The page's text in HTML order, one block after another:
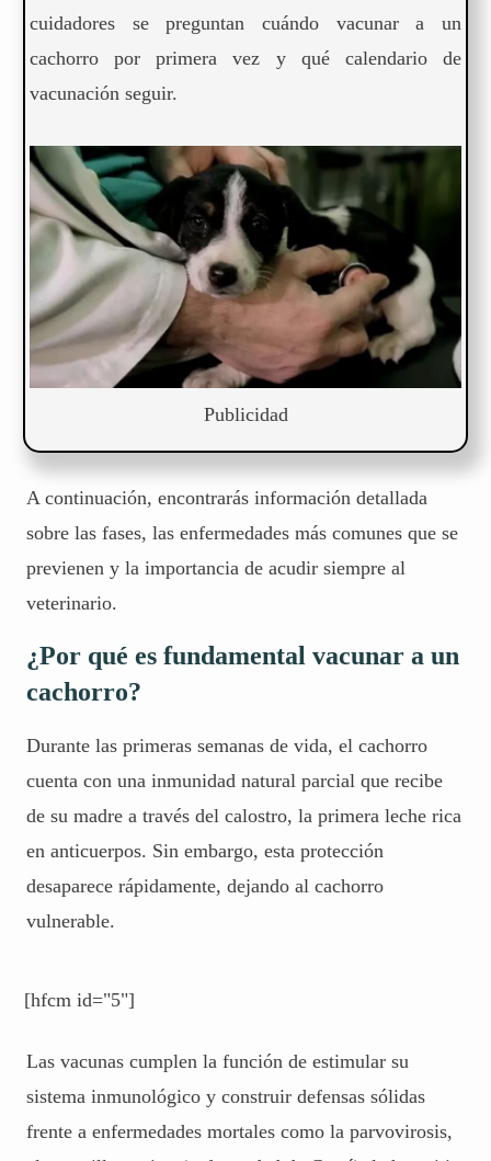
cuidadores se preguntan cuándo vacunar a un
cachorro por primera vez y qué calendario de
vacunación seguir.
Publicidad
A continuación, encontrarás información detallada
sobre las fases, las enfermedades más comunes que se
previenen y la importancia de acudir siempre al
veterinario.
¿Por qué es fundamental vacunar a un
cachorro?
Durante las primeras semanas de vida, el cachorro
cuenta con una inmunidad natural parcial que recibe
de su madre a través del calostro, la primera leche rica
en anticuerpos. Sin embargo, esta protección
desaparece rápidamente, dejando al cachorro
vulnerable.
[hfcm id="5"]
Las vacunas cumplen la función de estimular su
sistema inmunológico y construir defensas sólidas
frente a enfermedades mortales como la parvovirosis,